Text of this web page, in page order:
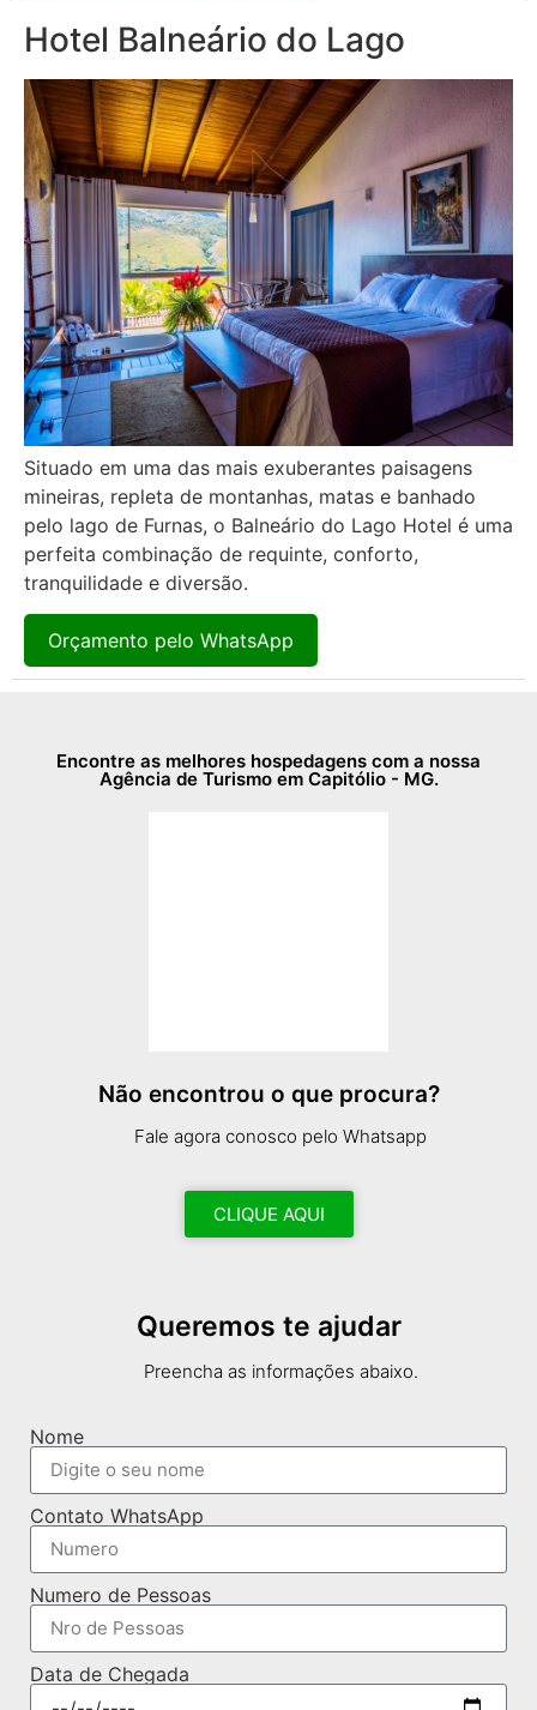
Hotel Balneário do Lago
Situado em uma das mais exuberantes paisagens
mineiras, repleta de montanhas, matas e banhado
pelo lago de Furnas, o Balneário do Lago Hotel é uma
perfeita combinação de requinte, conforto,
tranquilidade e diversão.
Orçamento pelo WhatsApp
Encontre as melhores hospedagens com a nossa
Agência de Turismo em Capitólio - MG.
Não encontrou o que procura?
Fale agora conosco pelo Whatsapp
CLIQUE AQUI
Queremos te ajudar
Preencha as informações abaixo.
Nome
Contato WhatsApp
Numero de Pessoas
Data de Chegada